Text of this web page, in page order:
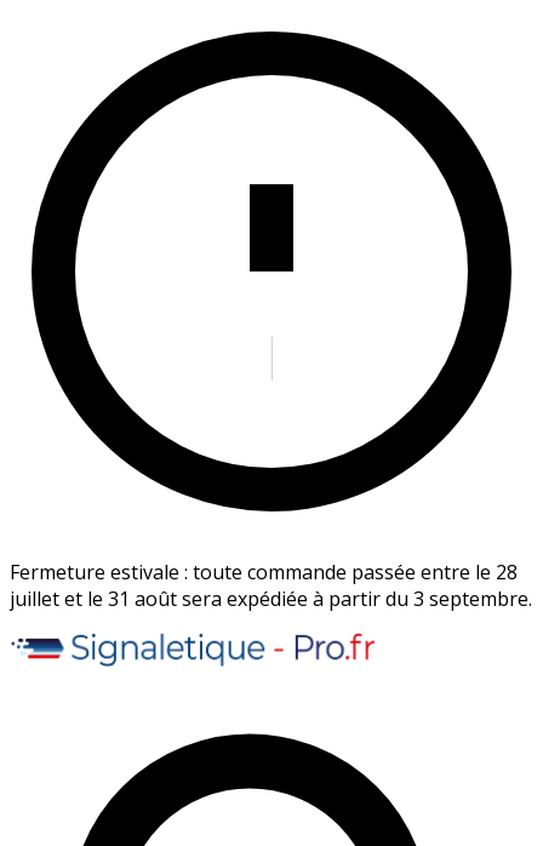
Fermeture estivale : toute commande passée entre le 28
juillet et le 31 août sera expédiée à partir du 3 septembre.